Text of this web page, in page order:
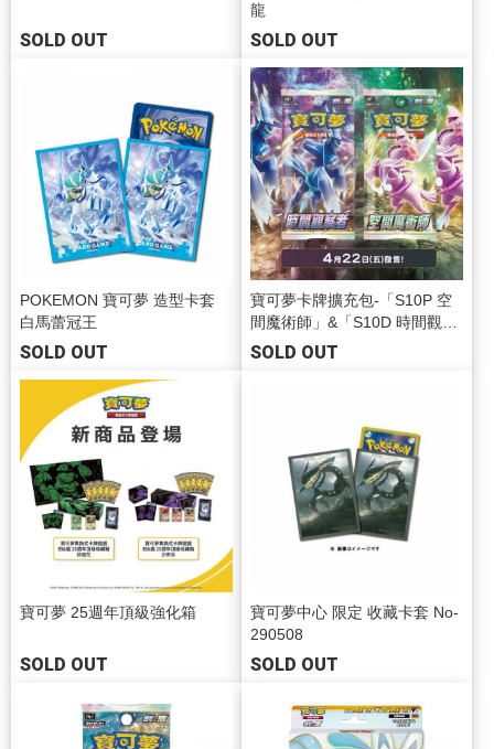
SOLD OUT
龍
SOLD OUT
POKEMON 寶可夢 造型卡套
白馬蕾冠王
SOLD OUT
寶可夢卡牌擴充包-「S10P 空
間魔術師」&「S10D 時間觀察
者」
SOLD OUT
寶可夢 25週年頂級強化箱
SOLD OUT
寶可夢中心 限定 收藏卡套 No-
290508
SOLD OUT